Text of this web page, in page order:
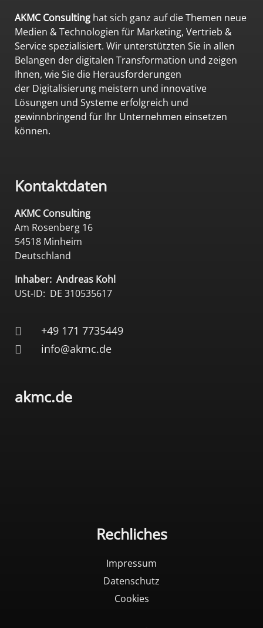
AKMC Consulting hat sich ganz auf die Themen neue
Medien & Technologien für Marketing, Vertrieb &
Service spezialisiert. Wir unterstützten Sie in allen
Belangen der digitalen Transformation und zeigen
Ihnen, wie Sie die Herausforderungen
der Digitalisierung meistern und innovative
Lösungen und Systeme erfolgreich und
gewinnbringend für Ihr Unternehmen einsetzen
können.
Kontaktdaten
AKMC Consulting
Am Rosenberg 16
54518 Minheim
Deutschland
Inhaber: Andreas Kohl
USt-ID: DE 310535617
+49 171 7735449
info@akmc.de
akmc.de
Rechliches
Impressum
Datenschutz
Cookies